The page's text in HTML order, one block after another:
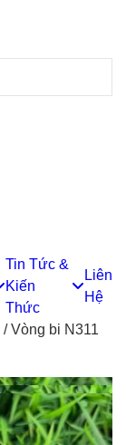
Tin Tức &
Kiến
Thức
Liên
Hệ
/Vòng bi N311